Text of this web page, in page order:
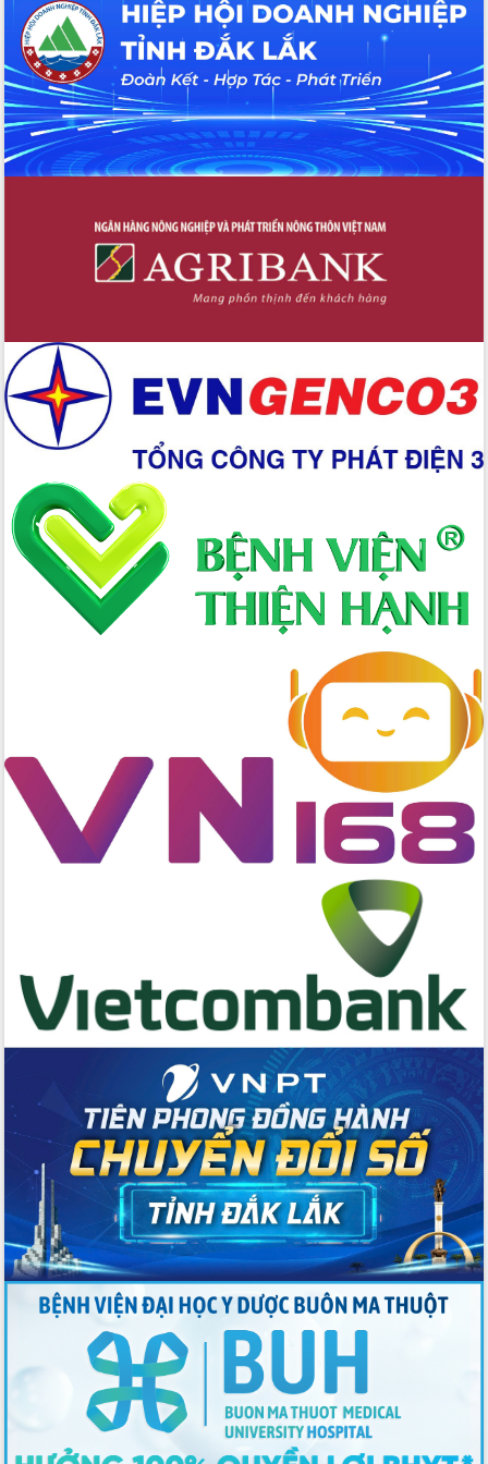
Đắk Lắk: Tôn vinh 46 giải pháp tại Hội
thi Sáng tạo Kỹ thuật 2024 - 2025
Đắk Lắk rà soát, điều chỉnh Đề án 190
về phát triển nuôi trồng thủy sản
Phó Chủ tịch UBND tỉnh Đắk Lắk
Trương Công Thái kiểm tra thực địa
Dự án cao tốc Khánh Hòa - Buôn Ma
Thuột
sản sống” trong dòng chảy toàn cầu
Xây dựng nông thôn mới: Nâng cao đời
sống người dân từ những mô hình thiết
nhanh tiến độ các dự án trọng điểm
trong Khu kinh tế Nam Phú Yên
Hòn Yến phát triển du lịch gắn với bảo
tồn biển
Lấy ý kiến điều chỉnh Quy hoạch tỉnh
Đắk Lắk thời kỳ 2021-2030, tầm nhìn
đến năm 2050
Phát động chiến dịch 30 ngày đêm
giải phóng mặt bằng Tuyến đường bộ
ven biển
Đắk Lắk nỗ lực thúc đẩy tăng trưởng
kinh tế từ 10% trở lên trong Quý
Đắk Lắk về phát triển nhân lực y tế
cho trạm y tế cấp xã
Du lịch Đắk Lắk nâng tầm trải nghiệm
du khách thông qua Hệ thống cơ sở dữ
liệu và Bản đồ số
nhất, Quốc hội khóa XVI
Quyết liệt cải cách hành chính, khơi
thông nguồn lực phát triển
Nâng cao hiệu lực, hiệu quả HĐND
tỉnh thông qua hiện đại hóa hành chính
Xã Ea Phê gắn cải cách hành chính với
chuyển đổi số
Phó Chủ tịch Thường trực UBND tỉnh
Hồ Thị Nguyên Thảo làm việc tại Trung
tâm Phục vụ hành chính công xã Ea
Phê
Xây dựng nền hành chính số đồng
hành cùng nông dân dân, doanh nghiệp
Giai đoạn 2026-2030, Đắk Lắk phấn
đấu có 77% xã đạt chuẩn nông thôn
Chuyển đổi số 'mở đường' cho nông
nghiệp Đắk Lắk tăng trưởng bứt phá
Triển khai đồng bộ đo đạc, lập hồ sơ
địa chính, hoàn thiện cơ sở dữ liệu đất